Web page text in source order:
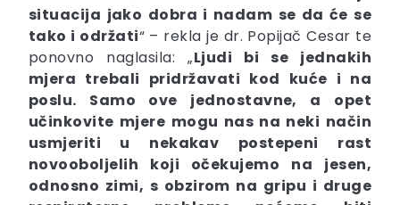
situacija jako dobra i nadam se da će se
tako i održati“ – rekla je dr. Popijač Cesar te
ponovno naglasila: „Ljudi bi se jednakih
mjera trebali pridržavati kod kuće i na
poslu. Samo ove jednostavne, a opet
učinkovite mjere mogu nas na neki način
usmjeriti u nekakav postepeni rast
novooboljelih koji očekujemo na jesen,
odnosno zimi, s obzirom na gripu i druge